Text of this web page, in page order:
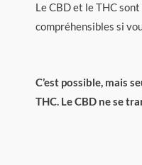
Le CBD et le THC
compréhensibles si
C’est possible, mais
THC. Le CBD ne se